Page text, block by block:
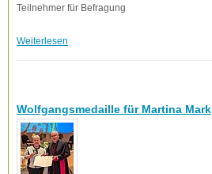
Teilnehmer für Befragung
Weiterlesen
Wolfgangsmedaille für Martina Mark